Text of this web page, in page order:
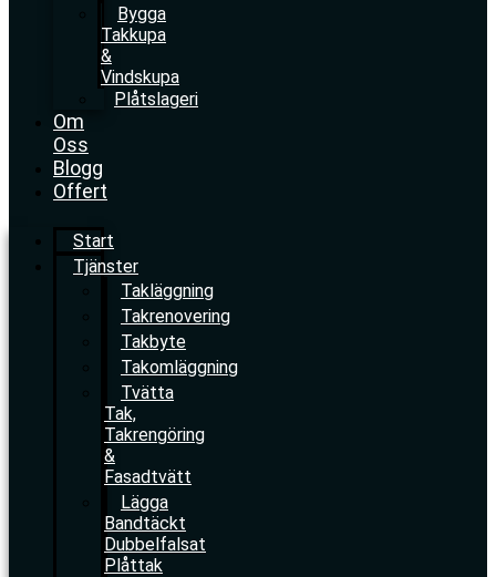
Bygga
Takkupa
&
Vindskupa
Plåtslageri
Om
Oss
Blogg
Offert
Start
Tjänster
Takläggning
Takrenovering
Takbyte
Takomläggning
Tvätta
Tak,
Takrengöring
&
Fasadtvätt
Lägga
Bandtäckt
Dubbelfalsat
Plåttak